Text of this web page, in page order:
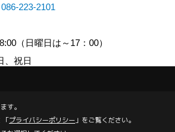
086-223-2101
（日曜日は～17：00）
、祝日
Inc. All Rights Reserved.
イト
す。
「プライバシーポリシー 」をご覧ください。